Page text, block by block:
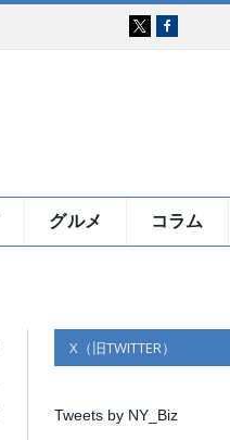
Facebook
グルメ コラム
X（旧TWITTER）
Tweets by NY_Biz